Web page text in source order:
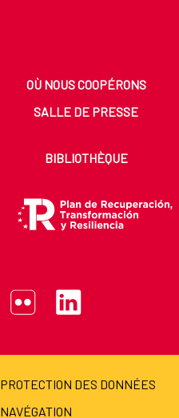
OÙ NOUS COOPÉRONS
SALLE DE PRESSE
BIBLIOTHÈQUE
PROTECTION DES DONNÉES
NAVÉGATION